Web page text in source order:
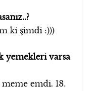
ki şimdi :)))
yemekleri varsa
emdi. 18.